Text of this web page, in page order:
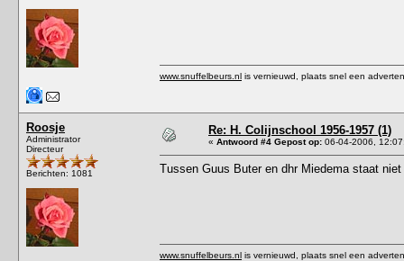
www.snuffelbeurs.nl is vernieuwd, plaats snel een
Roosje
Administrator
Directeur
Berichten: 1081
Re: H. Colijnschool 1956-1957 (1)
« Antwoord #4 Gepost op: 06-04-2006,
Tussen Guus Buter en dhr Miedema staat
www.snuffelbeurs.nl is vernieuwd, plaats snel een